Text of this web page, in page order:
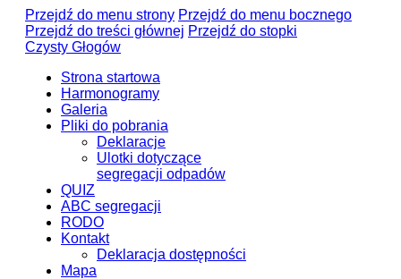
Przejdź do menu strony Przejdź do menu bocznego
Przejdź do treści głównej Przejdź do stopki
Czysty Głogów
Strona startowa
Harmonogramy
Galeria
Pliki do pobrania
Deklaracje
Ulotki dotyczące
segregacji odpadów
QUIZ
ABC segregacji
RODO
Kontakt
Deklaracja dostępności
Mapa